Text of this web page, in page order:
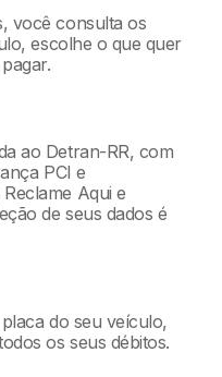
você consulta os
escolhe o que quer
ao Detran-RR, com
PCI e
Aqui e
de seus dados é
do seu veículo,
os seus débitos.